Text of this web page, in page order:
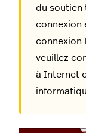
du soutien
connexion
connexion
veuillez
à Internet